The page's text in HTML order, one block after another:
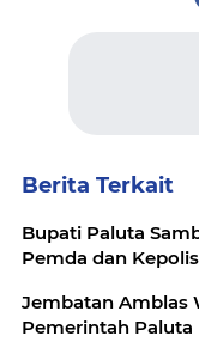
Berita Terkait
Bupati Paluta
Pemda dan
Jembatan Amblas
Pemerintah